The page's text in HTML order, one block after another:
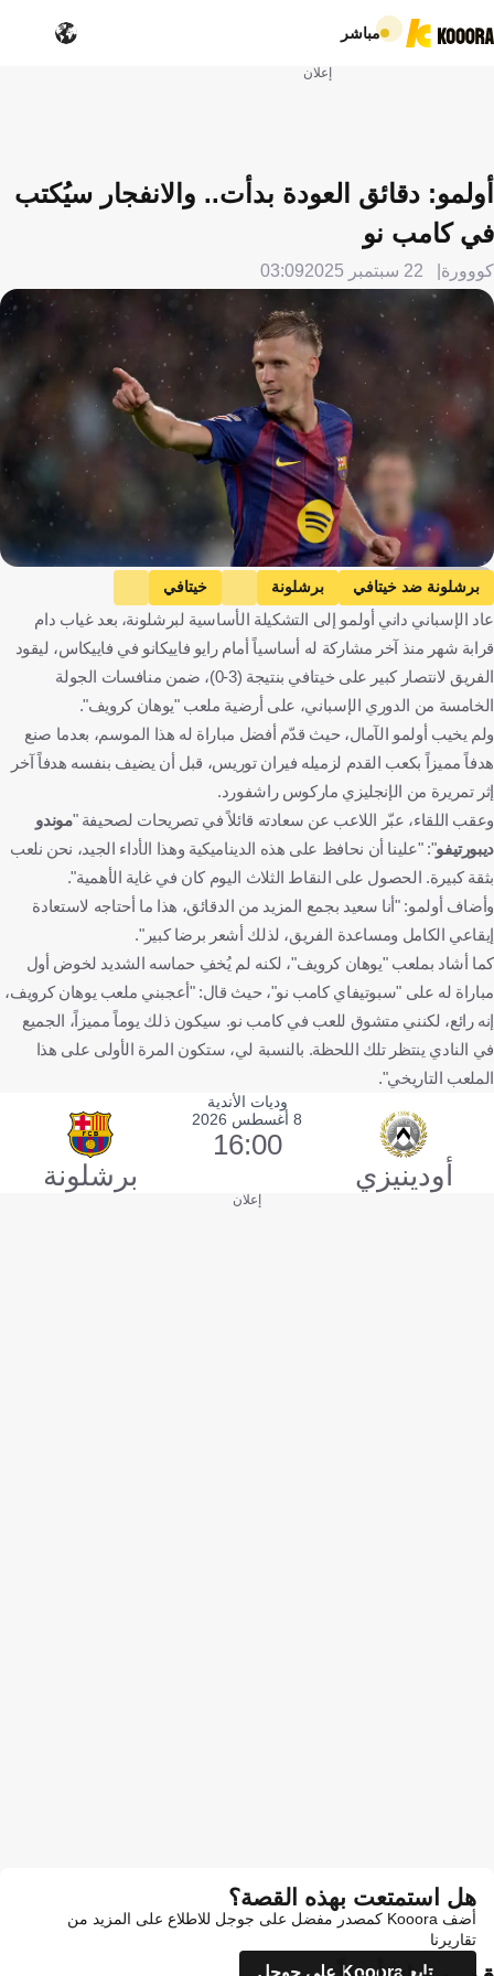
مباشر
إعلان
أولمو: دقائق العودة بدأت.. والانفجار سيُكتب
في كامب نو
كووورة 22 سبتمبر 2025 03:09
Getty Images
برشلونة ضد خيتافي برشلونة
خيتافي
الدوري الإسباني
داني أولمو إسبانيا كرة قدم
عاد الإسباني داني أولمو إلى التشكيلة الأساسية لبرشلونة، بعد غياب دام
قرابة شهر منذ آخر مشاركة له أساسياً أمام رايو فاييكانو في فاييكاس، ليقود
الفريق لانتصار كبير على خيتافي بنتيجة (3-0)، ضمن منافسات الجولة
الخامسة من الدوري الإسباني، على أرضية ملعب "يوهان كرويف".
ولم يخيب أولمو الآمال، حيث قدّم أفضل مباراة له هذا الموسم، بعدما صنع
هدفاً مميزاً بكعب القدم لزميله فيران توريس، قبل أن يضيف بنفسه هدفاً آخر
إثر تمريرة من الإنجليزي ماركوس راشفورد.
وعقب اللقاء، عبّر اللاعب عن سعادته قائلاً في تصريحات لصحيفة "موندو
ديبورتيفو": "علينا أن نحافظ على هذه الديناميكية وهذا الأداء الجيد، نحن نلعب
بثقة كبيرة. الحصول على النقاط الثلاث اليوم كان في غاية الأهمية".
وأضاف أولمو: "أنا سعيد بجمع المزيد من الدقائق، هذا ما أحتاجه لاستعادة
إيقاعي الكامل ومساعدة الفريق، لذلك أشعر برضا كبير".
كما أشاد بملعب "يوهان كرويف"، لكنه لم يُخفِ حماسه الشديد لخوض أول
مباراة له على "سبوتيفاي كامب نو"، حيث قال: "أعجبني ملعب يوهان كرويف،
إنه رائع، لكنني متشوق للعب في كامب نو. سيكون ذلك يوماً مميزاً، الجميع
في النادي ينتظر تلك اللحظة. بالنسبة لي، ستكون المرة الأولى على هذا
الملعب التاريخي".
وديات الأندية
أودينيزي
8 أغسطس 2026
16:00
برشلونة
إعلان
هل استمتعت بهذه القصة؟
أضف Kooora كمصدر مفضل على جوجل للاطلاع على المزيد من
تقاريرنا
تابع Kooora على جوجل